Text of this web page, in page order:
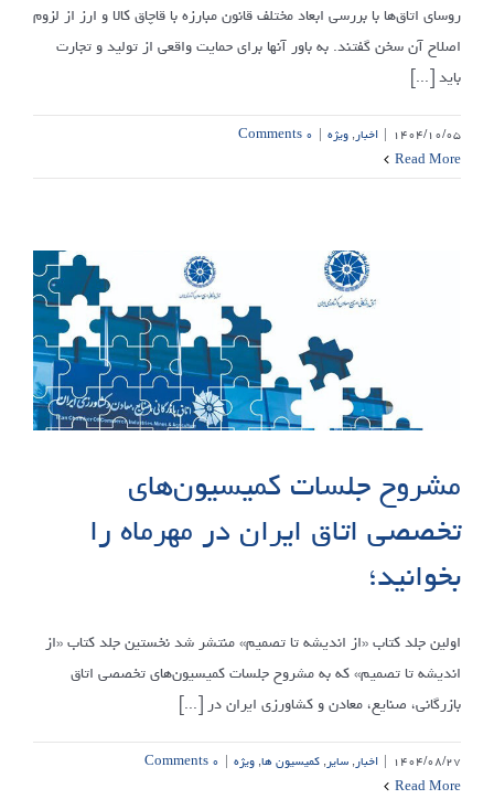
روسای اتاق‌ها با بررسی ابعاد مختلف قانون مبارزه با قاچاق کالا و ارز از لزوم
اصلاح آن سخن گفتند. به باور آنها برای حمایت واقعی از تولید و تجارت
باید [...]
۱۴۰۴/۱۰/۰۵ | اخبار,ویژه | ۰ Comments
Read More
مشروح جلسات کمیسیون‌های
تخصصی اتاق ایران در مهرماه را
بخوانید؛
اولین جلد کتاب «از اندیشه تا تصمیم» منتشر شد نخستین جلد کتاب «از
اندیشه تا تصمیم» که به مشروح جلسات کمیسیون‌های تخصصی اتاق
بازرگانی، صنایع، معادن و کشاورزی ایران در [...]
۱۴۰۴/۰۸/۲۷ | اخبار,سایر,کمیسیون ها,ویژه | ۰ Comments
Read More